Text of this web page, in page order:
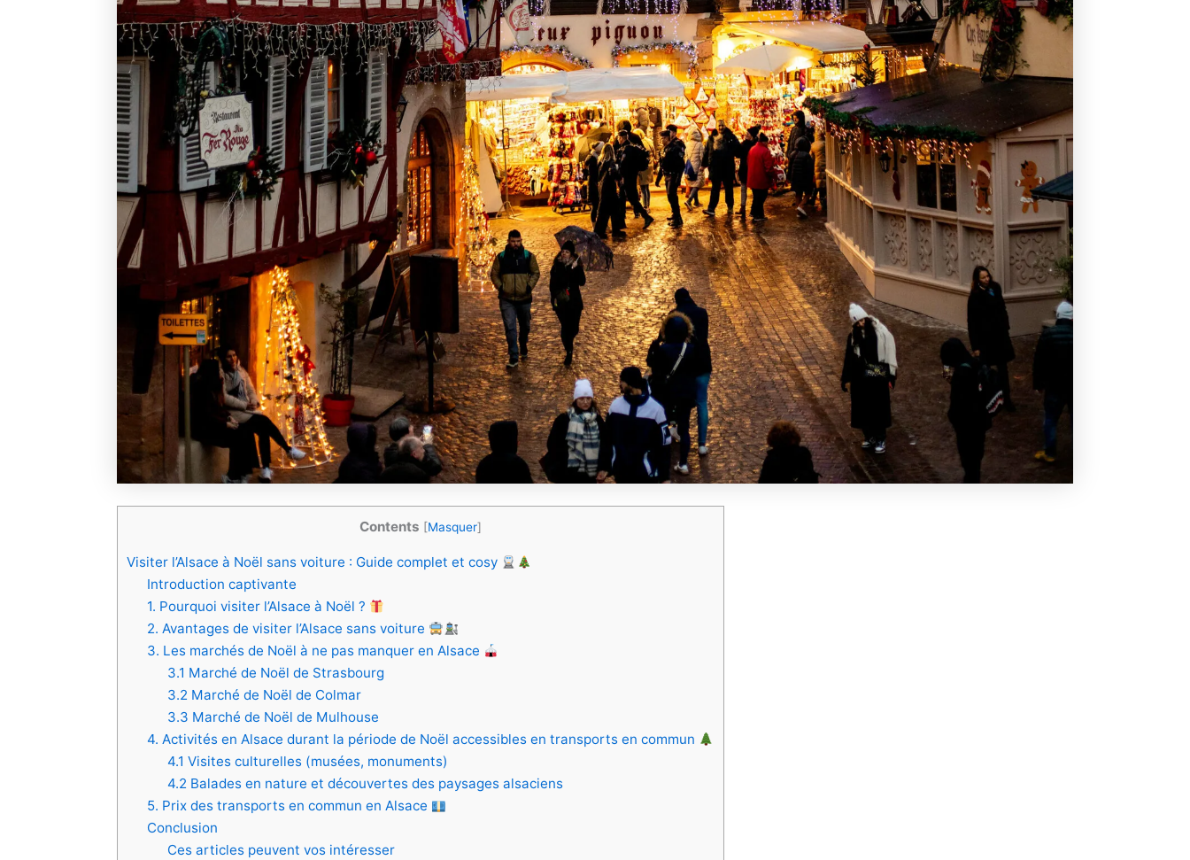
Contents [Masquer]
Visiter l’Alsace à Noël sans voiture : Guide complet et cosy
Introduction captivante
1. Pourquoi visiter l’Alsace à Noël ?
2. Avantages de visiter l’Alsace sans voiture
3. Les marchés de Noël à ne pas manquer en Alsace
3.1 Marché de Noël de Strasbourg
3.2 Marché de Noël de Colmar
3.3 Marché de Noël de Mulhouse
4. Activités en Alsace durant la période de Noël accessibles en transports en commun
4.1 Visites culturelles (musées, monuments)
4.2 Balades en nature et découvertes des paysages alsaciens
5. Prix des transports en commun en Alsace
Conclusion
Ces articles peuvent vos intéresser